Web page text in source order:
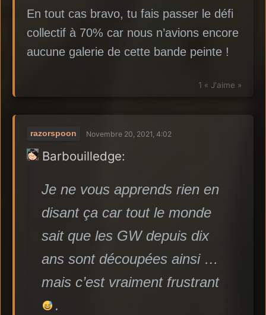
En tout cas bravo, tu fais passer le défi
collectif à 70% car nous n’avions encore
aucune galerie de cette bande peinte !
1 « J'aime »
razorspoon Novembre 20, 2021, 4:02
Barbouilledge:
Je ne vous apprends rien en
disant ça car tout le monde
sait que les GW depuis dix
ans sont découpées ainsi …
mais c’est vraiment frustrant
.